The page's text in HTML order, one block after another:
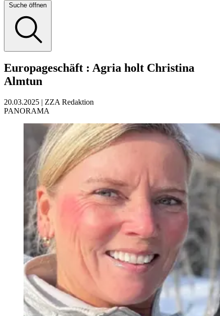
Suche öffnen
Europageschäft : Agria holt Christina
Almtun
20.03.2025 | ZZA Redaktion
PANORAMA